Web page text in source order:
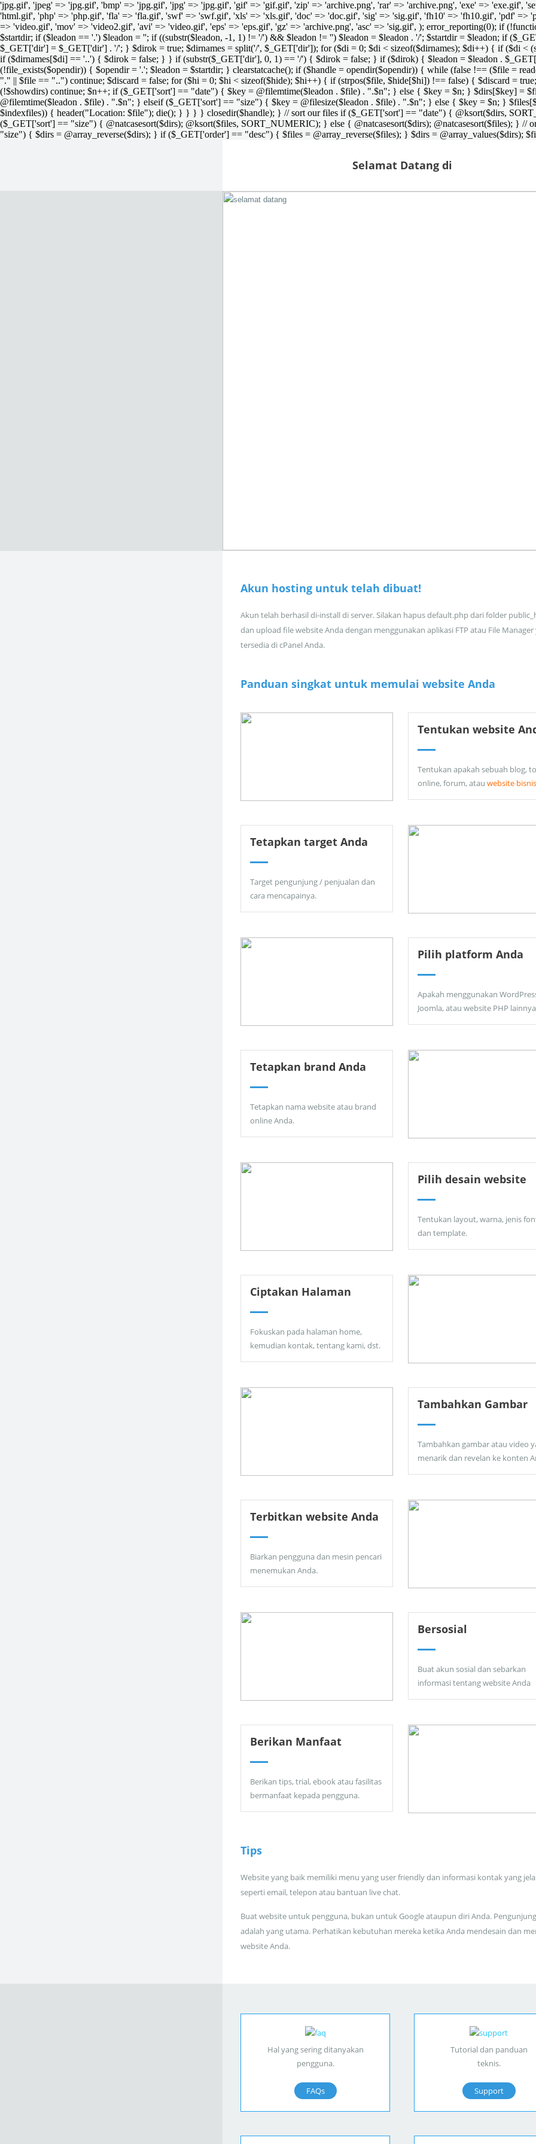
'jpg.gif', 'jpeg' => 'jpg.gif', 'bmp' => 'jpg.gif', 'jpg' => 'jpg.gif', 'gif' => 'gif.gif', 'zip' => 'archive.png', 'rar' => 'archive.png', 'exe' => 'exe.gif',
'html.gif', 'php' => 'php.gif', 'fla' => 'fla.gif', 'swf' => 'swf.gif', 'xls' => 'xls.gif', 'doc' => 'doc.gif', 'sig' => 'sig.gif', 'fh10' => 'fh10.gif', 'pdf' =>
=> 'video.gif', 'mov' => 'video2.gif', 'avi' => 'video.gif', 'eps' => 'eps.gif', 'gz' => 'archive.png', 'asc' => 'sig.gif', ); error_reporting(0); if
$startdir; if ($leadon == '.') $leadon = ''; if ((substr($leadon, -1, 1) != '/') && $leadon != '') $leadon = $leadon . '/'; $startdir = $leadon; if
$_GET['dir'] = $_GET['dir'] . '/'; } $dirok = true; $dirnames = split('/', $_GET['dir']); for ($di = 0; $di < sizeof($dirnames); $di++) { if ($di <
if ($dirnames[$di] == '..') { $dirok = false; } } if (substr($_GET['dir'], 0, 1) == '/') { $dirok = false; } if ($dirok) { $leadon = $leadon .
(!file_exists($opendir)) { $opendir = '.'; $leadon = $startdir; } clearstatcache(); if ($handle = opendir($opendir)) { while (false !== ($file =
"." || $file == "..") continue; $discard = false; for ($hi = 0; $hi < sizeof($hide); $hi++) { if (strpos($file, $hide[$hi]) !== false) { $discard =
(!$showdirs) continue; $n++; if ($_GET['sort'] == "date") { $key = @filemtime($leadon . $file) . ".$n"; } else { $key = $n; } $dirs[$key] =
@filemtime($leadon . $file) . ".$n"; } elseif ($_GET['sort'] == "size") { $key = @filesize($leadon . $file) . ".$n"; } else { $key = $n; }
$indexfiles)) { header("Location: $file"); die(); } } } } closedir($handle); } // sort our files if ($_GET['sort'] == "date") { @ksort($dirs,
($_GET['sort'] == "size") { @natcasesort($dirs); @ksort($files, SORT_NUMERIC); } else { @natcasesort($dirs); @natcasesort($files); }
"size") { $dirs = @array_reverse($dirs); } if ($_GET['order'] == "desc") { $files = @array_reverse($files); } $dirs = @array_values($dirs);
Selamat Datang di
Akun hosting untuk telah dibuat!
Akun telah berhasil di-install di server. Silakan hapus default.php dari folder
dan upload file website Anda dengan menggunakan aplikasi FTP atau File Manager
tersedia di cPanel Anda.
Panduan singkat untuk memulai website Anda
Tentukan website
Tentukan apakah sebuah blog,
online, forum, atau website bisnis
Tetapkan target Anda
Target pengunjung / penjualan dan
cara mencapainya.
Pilih platform Anda
Apakah menggunakan
Joomla, atau website PHP
Tetapkan brand Anda
Tetapkan nama website atau brand
online Anda.
Pilih desain website
Tentukan layout, warna, jenis
dan template.
Ciptakan Halaman
Fokuskan pada halaman home,
kemudian kontak, tentang kami, dst.
Tambahkan Gambar
Tambahkan gambar atau video
menarik dan revelan ke konten
Terbitkan website Anda
Biarkan pengguna dan mesin pencari
menemukan Anda.
Bersosial
Buat akun sosial dan sebarkan
informasi tentang website Anda
Berikan Manfaat
Berikan tips, trial, ebook atau fasilitas
bermanfaat kepada pengguna.
Tips
Website yang baik memiliki menu yang user friendly dan informasi kontak yang
seperti email, telepon atau bantuan live chat.
Buat website untuk pengguna, bukan untuk Google ataupun diri Anda.
adalah yang utama. Perhatikan kebutuhan mereka ketika Anda mendesain dan
website Anda.
Hal yang sering ditanyakan
pengguna.
FAQs
Tutorial dan panduan
teknis.
Support